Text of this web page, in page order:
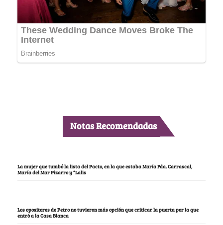
Notas Recomendadas
La mujer que tumbó la lista del Pacto, en la que estaba María Fda. Carrascal,
María del Mar Pizarro y “Lalis
Los opositores de Petro no tuvieron más opción que criticar la puerta por la que
entró a la Casa Blanca